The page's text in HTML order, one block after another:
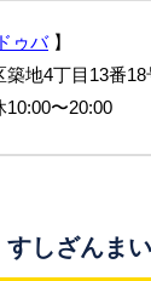
ゥバ】
地4丁目13番18
〜20:00
しざんま